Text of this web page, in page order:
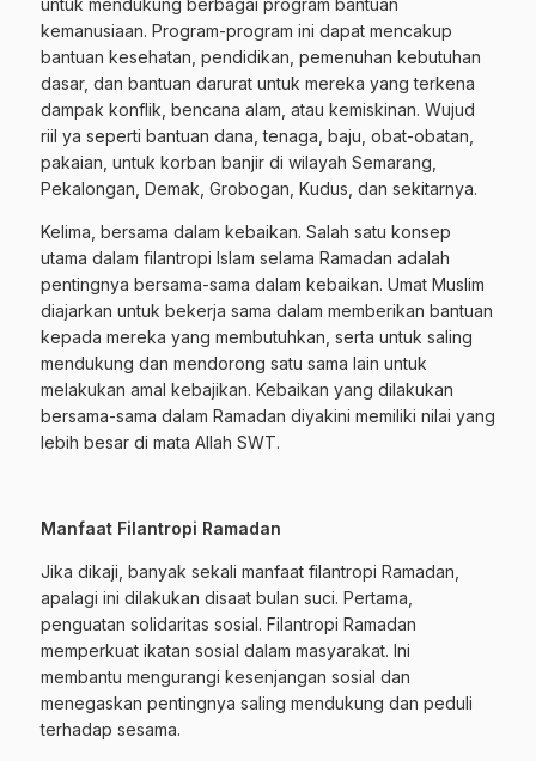
untuk mendukung berbagai program bantuan
kemanusiaan. Program-program ini dapat mencakup
bantuan kesehatan, pendidikan, pemenuhan kebutuhan
dasar, dan bantuan darurat untuk mereka yang terkena
dampak konflik, bencana alam, atau kemiskinan. Wujud
riil ya seperti bantuan dana, tenaga, baju, obat-obatan,
pakaian, untuk korban banjir di wilayah Semarang,
Pekalongan, Demak, Grobogan, Kudus, dan sekitarnya.
Kelima, bersama dalam kebaikan. Salah satu konsep
utama dalam filantropi Islam selama Ramadan adalah
pentingnya bersama-sama dalam kebaikan. Umat Muslim
diajarkan untuk bekerja sama dalam memberikan bantuan
kepada mereka yang membutuhkan, serta untuk saling
mendukung dan mendorong satu sama lain untuk
melakukan amal kebajikan. Kebaikan yang dilakukan
bersama-sama dalam Ramadan diyakini memiliki nilai yang
lebih besar di mata Allah SWT.
Manfaat Filantropi Ramadan
Jika dikaji, banyak sekali manfaat filantropi Ramadan,
apalagi ini dilakukan disaat bulan suci. Pertama,
penguatan solidaritas sosial. Filantropi Ramadan
memperkuat ikatan sosial dalam masyarakat. Ini
membantu mengurangi kesenjangan sosial dan
menegaskan pentingnya saling mendukung dan peduli
terhadap sesama.